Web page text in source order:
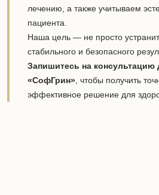
лечению, а также учитываем
пациента.
Наша цель — не просто
стабильного и безопасного
Запишитесь на консультацию
«СофГрин» , чтобы получить
эффективное решение для